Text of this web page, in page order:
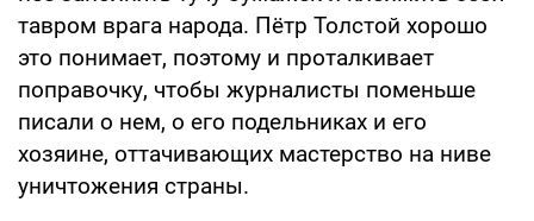
тавром врага народа. Пётр Толстой хорошо
это понимает, поэтому и проталкивает
поправочку, чтобы журналисты поменьше
писали о нем, о его подельниках и его
хозяине, оттачивающих мастерство на ниве
уничтожения страны.